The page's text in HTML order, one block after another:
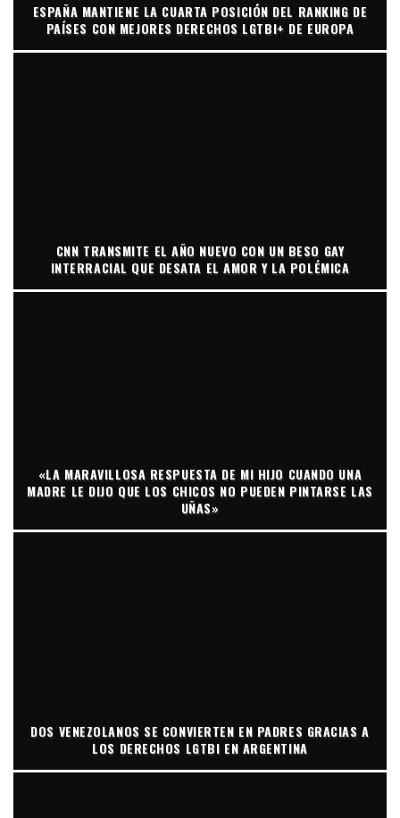
ESPAÑA MANTIENE LA CUARTA POSICIÓN DEL RANKING DE
PAÍSES CON MEJORES DERECHOS LGTBI+ DE EUROPA
CNN TRANSMITE EL AÑO NUEVO CON UN BESO GAY
INTERRACIAL QUE DESATA EL AMOR Y LA POLÉMICA
«LA MARAVILLOSA RESPUESTA DE MI HIJO CUANDO UNA
MADRE LE DIJO QUE LOS CHICOS NO PUEDEN PINTARSE LAS
UÑAS»
DOS VENEZOLANOS SE CONVIERTEN EN PADRES GRACIAS A
LOS DERECHOS LGTBI EN ARGENTINA